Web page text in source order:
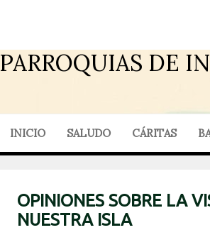
PARROQUIAS DE
INICIO SALUDO CÁRITAS
OPINIONES SOBRE LA
NUESTRA ISLA